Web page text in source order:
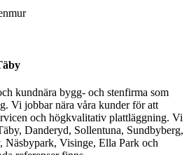
kundnära bygg- och stenfirma som
Vi jobbar nära våra kunder för att
och högkvalitativ plattläggning. Vi
Danderyd, Sollentuna, Sundbyberg,
Näsbypark, Visinge, Ella Park och